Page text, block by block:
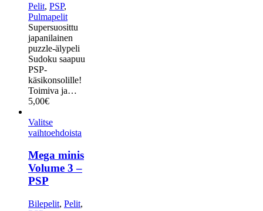
Pelit, PSP,
Pulmapelit
Supersuosittu
japanilainen
puzzle-älypeli
Sudoku saapuu
PSP-
käsikonsolille!
Toimiva ja…
5,00€
Valitse
vaihtoehdoista
Mega minis
Volume 3 –
PSP
Bilepelit, Pelit,